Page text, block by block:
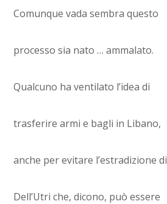
Comunque vada sembra questo
processo sia nato … ammalato.
Qualcuno ha ventilato l’idea di
trasferire armi e bagli in Libano,
anche per evitare l’estradizione di
Dell’Utri che, dicono, può essere